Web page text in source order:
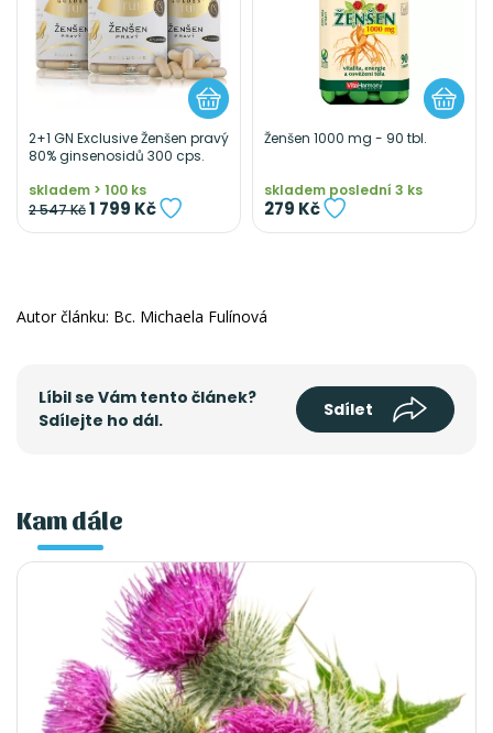
2+1 GN Exclusive Ženšen pravý
80% ginsenosidů 300 cps.
skladem > 100 ks
2 547 Kč1 799 Kč
Ženšen 1000 mg - 90 tbl.
skladem poslední 3 ks
279 Kč
Autor článku: Bc. Michaela Fulínová
Líbil se Vám tento článek?
Sdílejte ho dál.
Sdílet
Kam dále